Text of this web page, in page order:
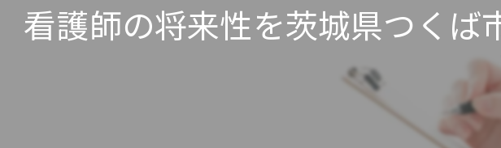
看護師の将来性を茨城県つくば